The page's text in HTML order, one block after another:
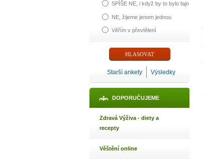
SPÍŠE NE, i když by to bylo fajn
NE, žijeme jenom jednou
Věřím v převtělení
Starší ankety Výsledky
DOPORUČUJEME
Zdravá Výživa - diety a
recepty
Věštění online